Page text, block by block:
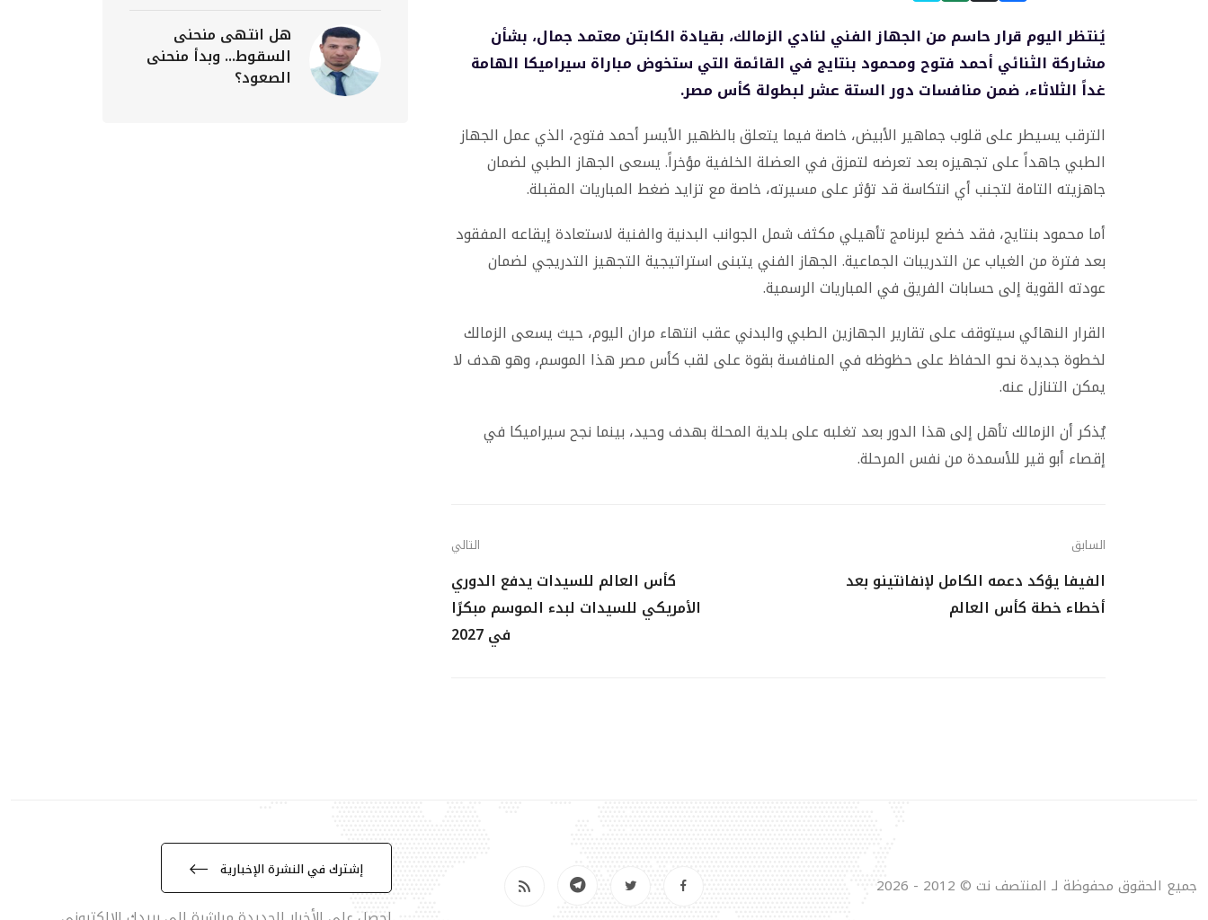
يُنتظر اليوم قرار حاسم من الجهاز الفني لنادي الزمالك، بقيادة الكابتن معتمد جمال، بشأن
مشاركة الثنائي أحمد فتوح ومحمود بنتايج في القائمة التي ستخوض مباراة سيراميكا الهامة
غداً الثلاثاء، ضمن منافسات دور الستة عشر لبطولة كأس مصر.
الترقب يسيطر على قلوب جماهير الأبيض، خاصة فيما يتعلق بالظهير الأيسر أحمد فتوح، الذي عمل الجهاز
الطبي جاهداً على تجهيزه بعد تعرضه لتمزق في العضلة الخلفية مؤخراً. يسعى الجهاز الطبي لضمان
جاهزيته التامة لتجنب أي انتكاسة قد تؤثر على مسيرته، خاصة مع تزايد ضغط المباريات المقبلة.
أما محمود بنتايج، فقد خضع لبرنامج تأهيلي مكثف شمل الجوانب البدنية والفنية لاستعادة إيقاعه المفقود
بعد فترة من الغياب عن التدريبات الجماعية. الجهاز الفني يتبنى استراتيجية التجهيز التدريجي لضمان
عودته القوية إلى حسابات الفريق في المباريات الرسمية.
القرار النهائي سيتوقف على تقارير الجهازين الطبي والبدني عقب انتهاء مران اليوم، حيث يسعى الزمالك
لخطوة جديدة نحو الحفاظ على حظوظه في المنافسة بقوة على لقب كأس مصر هذا الموسم، وهو هدف لا
يمكن التنازل عنه.
يُذكر أن الزمالك تأهل إلى هذا الدور بعد تغلبه على بلدية المحلة بهدف وحيد، بينما نجح سيراميكا في
إقصاء أبو قير للأسمدة من نفس المرحلة.
السابق
الفيفا يؤكد دعمه الكامل لإنفانتينو بعد
أخطاء خطة كأس العالم
التالي
كأس العالم للسيدات يدفع الدوري
الأمريكي للسيدات لبدء الموسم مبكرًا
في 2027
هل انتهى منحنى
السقوط... وبدأ منحنى
الصعود؟
جميع الحقوق محفوظة لـ المنتصف نت © 2012 - 2026
إشترك في النشرة الإخبارية